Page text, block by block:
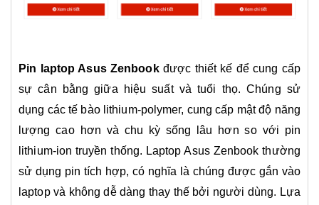
Pin laptop Asus Zenbookđược thiết kế để cung cấp
sự cân bằng giữa hiệu suất và tuổi thọ. Chúng sử
dụng các tế bào lithium-polymer, cung cấp mật độ năng
lượng cao hơn và chu kỳ sống lâu hơn so với pin
lithium-ion truyền thống. Laptop Asus Zenbook thường
sử dụng pin tích hợp, có nghĩa là chúng được gắn vào
laptop và không dễ dàng thay thế bởi người dùng. Lựa